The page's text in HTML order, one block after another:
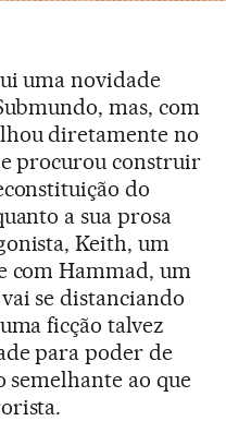
uma novidade
mas, com
diretamente no
procurou construir
do
a sua prosa
Keith, um
com Hammad, um
se distanciando
ficção talvez
para poder de
ao que